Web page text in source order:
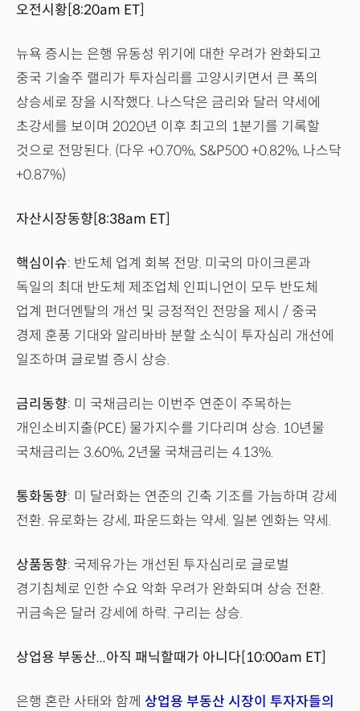
오전시황[8:20am ET]
뉴욕 증시는 은행 유동성 위기에 대한 우려가 완화되고
중국 기술주 랠리가 투자심리를 고양시키면서 큰 폭의
상승세로 장을 시작했다. 나스닥은 금리와 달러 약세에
초강세를 보이며 2020년 이후 최고의 1분기를 기록할
것으로 전망된다. (다우 +0.70%, S&P500 +0.82%, 나스닥
+0.87%)
자산시장동향[8:38am ET]
핵심이슈: 반도체 업계 회복 전망. 미국의 마이크론과
독일의 최대 반도체 제조업체 인피니언이 모두 반도체
업계 펀더멘탈의 개선 및 긍정적인 전망을 제시 / 중국
경제 훈풍 기대와 알리바바 분할 소식이 투자심리 개선에
일조하며 글로벌 증시 상승.
금리동향: 미 국채금리는 이번주 연준이 주목하는
개인소비지출(PCE) 물가지수를 기다리며 상승. 10년물
국채금리는 3.60%, 2년물 국채금리는 4.13%.
통화동향: 미 달러화는 연준의 긴축 기조를 가늠하며 강세
전환. 유로화는 강세, 파운드화는 약세. 일본 엔화는 약세.
상품동향: 국제유가는 개선된 투자심리로 글로벌
경기침체로 인한 수요 악화 우려가 완화되며 상승 전환.
귀금속은 달러 강세에 하락. 구리는 상승.
상업용 부동산...아직 패닉할때가 아니다[10:00am ET]
은행 혼란 사태와 함께 상업용 부동산 시장이 투자자들의